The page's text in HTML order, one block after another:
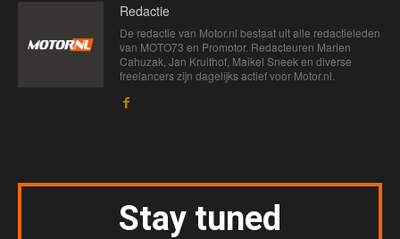
Redactie
De redactie van Motor.nl bestaat uit alle redactieleden
van MOTO73 en Promotor. Redacteuren Marien
Cahuzak, Jan Kruithof, Maikel Sneek en diverse
freelancers zijn dagelijks actief voor Motor.nl.
Stay tuned